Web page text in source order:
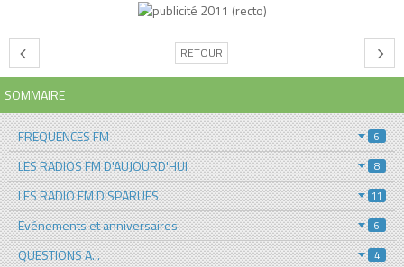
radios actuelles
La radio en DAB+
archives
derniéres infos
Livre d'or du site
Contact
RETOUR
SOMMAIRE
FREQUENCES FM 6
LES RADIOS FM D'AUJOURD'HUI 8
LES RADIO FM DISPARUES 11
Evénements et anniversaires 6
QUESTIONS A... 4